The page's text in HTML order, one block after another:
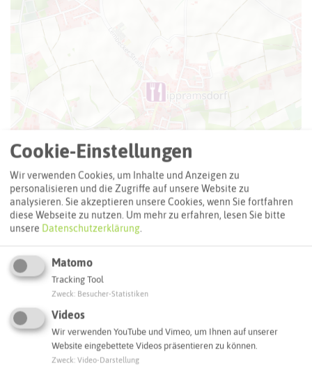
Adresse:
Hotel Restaurant Himmelmann
Dorstener Straße 650
45721 Haltern am See
Cookie-Einstellungen
Wir verwenden Cookies, um Inhalte und Anzeigen zu
personalisieren und die Zugriffe auf unsere Website zu
analysieren. Sie akzeptieren unsere Cookies, wenn Sie fortfahren
diese Webseite zu nutzen. Um mehr zu erfahren, lesen Sie bitte
unsere Datenschutzerklärung.
Matomo
Tracking Tool
Zweck Besucher-Statistiken
Videos
Wir verwenden YouTube und Vimeo, um Ihnen auf unserer
Website eingebettete Videos präsentieren zu können.
Zweck Video-Darstellung